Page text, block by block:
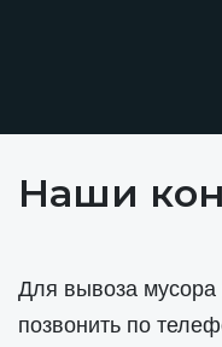
Наши
Для вывоза мусора
позвонить по